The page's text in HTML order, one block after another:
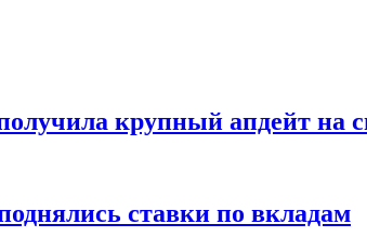
крупный апдейт на
ставки по вкладам